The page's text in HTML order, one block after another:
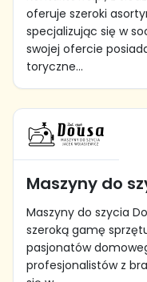
oferuje szeroki
specjalizując się w
swojej ofercie
toryczne...
Maszyny do
Maszyny do szycia
szeroką gamę
pasjonatów
profesjonalistów z